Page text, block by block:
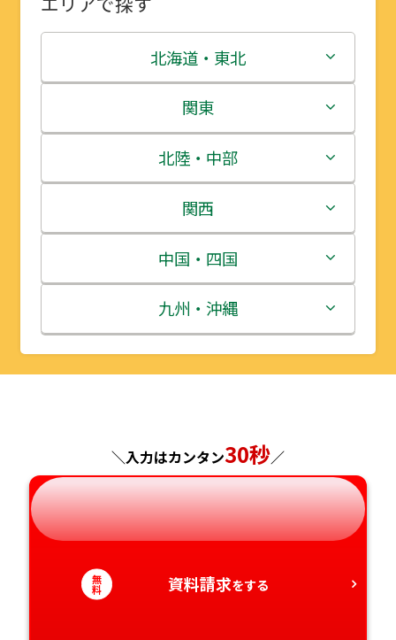
北海道・東北
北海道
青森県
岩手県
宮城県
秋田県
山形県
関東
茨城県
栃木県
群馬県
埼玉県
千葉県
神奈川県
北陸・中部
新潟県
富山県
石川県
福井県
長野県
岐阜県
愛知県
関西
三重県
滋賀県
京都府
兵庫県
奈良県
中国・四国
鳥取県
島根県
広島県
山口県
九州・沖縄
福岡県
長崎県
熊本県
＼入力はカンタン30秒／
無
料 資料請求をする